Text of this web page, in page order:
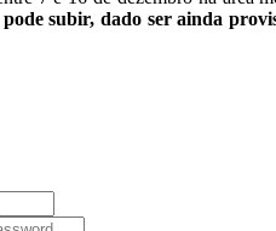
subir, dado ser ainda